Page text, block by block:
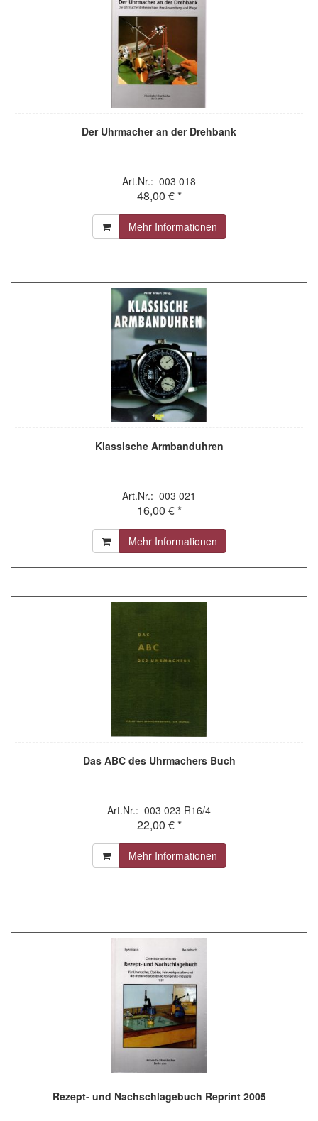
Der Uhrmacher an der Drehbank
Art.Nr.: 003 018
48,00 € *
Mehr Informationen
Klassische Armbanduhren
Art.Nr.: 003 021
16,00 € *
Mehr Informationen
Das ABC des Uhrmachers Buch
Art.Nr.: 003 023 R16/4
22,00 € *
Mehr Informationen
Rezept- und Nachschlagebuch Reprint 2005